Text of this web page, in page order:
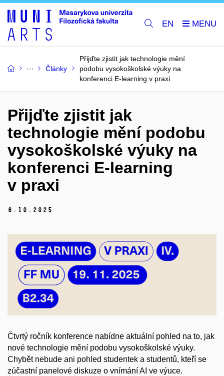
EN
Články
Přijďte zjistit jak technologie mění
podobu vysokoškolské výuky na
konferenci E-learning v praxi
Přijďte zjistit jak
technologie mění podobu
vysokoškolské výuky na
konferenci E-learning
v praxi
6. 10. 2025
Čtvrtý ročník konference nabídne aktuální pohled na to, jak
nové technologie mění podobu vysokoškolské výuky.
Chybět nebude ani pohled studentek a studentů, kteří se
zúčastní panelové diskuze o vnímání AI ve výuce.